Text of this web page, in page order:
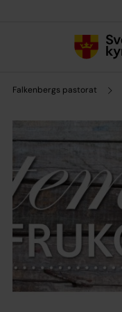
Falkenbergs pastorat